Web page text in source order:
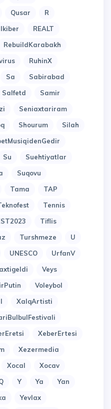
Qusar
R
REALT
RebuildKarabakh
RuhinX
Sa
Sabirabad
Salfetd
Samir
Seniaxtariram
Shourum
Silah
Su
Suehtiyatlar
Suqovu
Tama
TAP
Tennis
Tiflis
Turshmeze
U
UNESCO
UrfanV
Veys
Voleybol
XalqArtisti
XeberErtesi
Xezermedia
Xocal
Xocav
Y Ya
Yan
Yevlax